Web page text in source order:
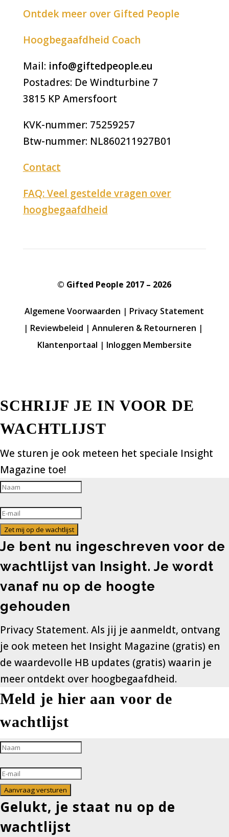
Ontdek meer over Gifted People
Hoogbegaafdheid Coach
Mail: info@giftedpeople.eu
Postadres: De Windturbine 7
3815 KP Amersfoort
KVK-nummer: 75259257
Btw-nummer: NL860211927B01
Contact
FAQ: Veel gestelde vragen over
hoogbegaafdheid
© Gifted People 2017 – 2026
Algemene Voorwaarden | Privacy Statement
| Reviewbeleid |Annuleren & Retourneren |
Klantenportaal | Inloggen Membersite
SCHRIJF JE IN VOOR DE
WACHTLIJST
We sturen je ook meteen het speciale Insight
Magazine toe!
Zet mij op de wachtlijst
Je bent nu ingeschreven voor de
wachtlijst van Insight. Je wordt
vanaf nu op de hoogte
gehouden
Privacy Statement. Als jij je aanmeldt, ontvang
je ook meteen het Insight Magazine (gratis) en
de waardevolle HB updates (gratis) waarin je
meer ontdekt over hoogbegaafdheid.
Meld je hier aan voor de
wachtlijst
Aanvraag versturen
Gelukt, je staat nu op de
wachtlijst